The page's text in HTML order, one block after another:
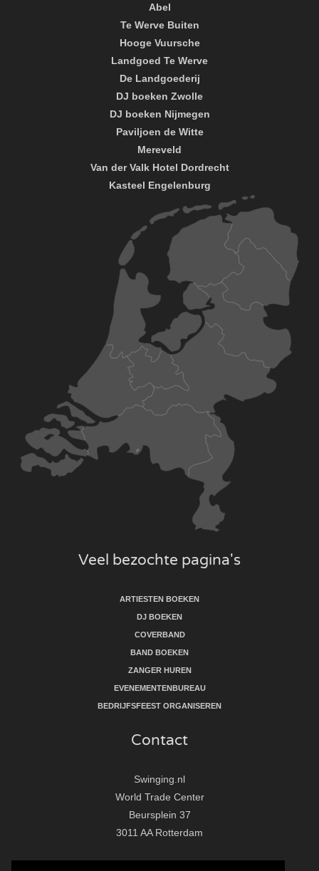
Abel
Te Werve Buiten
Hooge Vuursche
Landgoed Te Werve
De Landgoederij
DJ boeken Zwolle
DJ boeken Nijmegen
Paviljoen de Witte
Mereveld
Van der Valk Hotel Dordrecht
Kasteel Engelenburg
Veel bezochte pagina's
ARTIESTEN BOEKEN
DJ BOEKEN
COVERBAND
BAND BOEKEN
ZANGER HUREN
EVENEMENTENBUREAU
BEDRIJFSFEEST ORGANISEREN
Contact
Swinging.nl
World Trade Center
Beursplein 37
3011 AA Rotterdam